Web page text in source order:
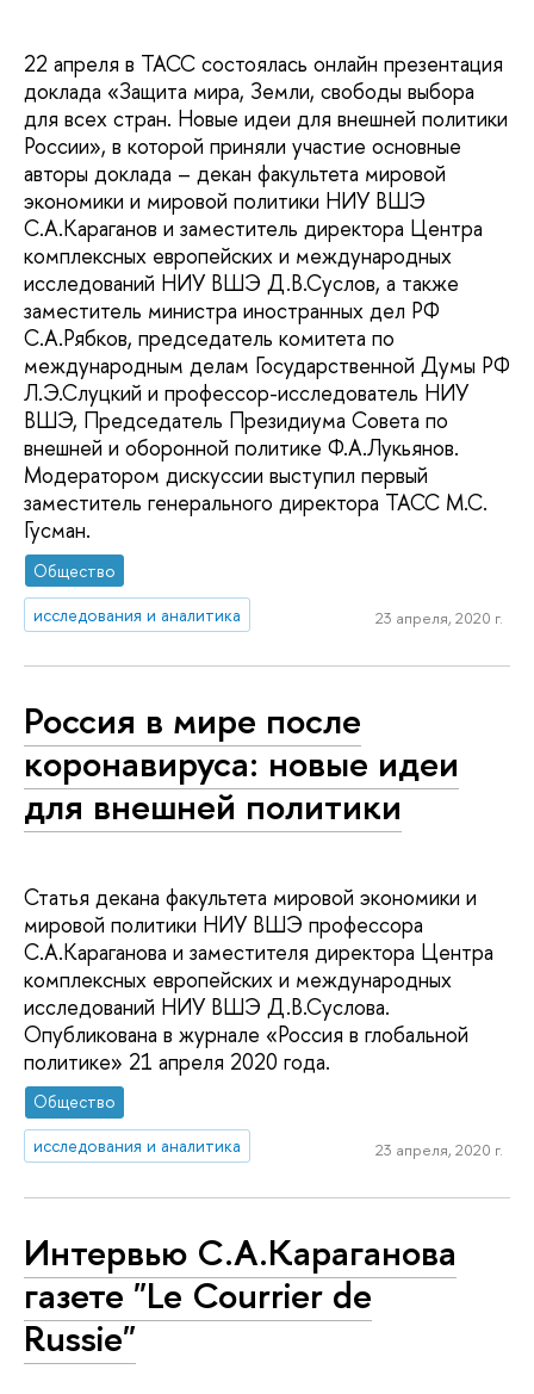
22 апреля в ТАСС состоялась онлайн презентация
доклада «Защита мира, Земли, свободы выбора
для всех стран. Новые идеи для внешней политики
России», в которой приняли участие основные
авторы доклада – декан факультета мировой
экономики и мировой политики НИУ ВШЭ
С.А.Караганов и заместитель директора Центра
комплексных европейских и международных
исследований НИУ ВШЭ Д.В.Суслов, а также
заместитель министра иностранных дел РФ
С.А.Рябков, председатель комитета по
международным делам Государственной Думы РФ
Л.Э.Слуцкий и профессор-исследователь НИУ
ВШЭ, Председатель Президиума Совета по
внешней и оборонной политике Ф.А.Лукьянов.
Модератором дискуссии выступил первый
заместитель генерального директора ТАСС М.С.
Гусман.
Общество
исследования и аналитика
23 апреля, 2020 г.
Россия в мире после
коронавируса: новые идеи
для внешней политики
Статья декана факультета мировой экономики и
мировой политики НИУ ВШЭ профессора
С.А.Караганова и заместителя директора Центра
комплексных европейских и международных
исследований НИУ ВШЭ Д.В.Суслова.
Опубликована в журнале «Россия в глобальной
политике» 21 апреля 2020 года.
Общество
исследования и аналитика
23 апреля, 2020 г.
Интервью С.А.Караганова
газете "Le Courrier de
Russie"